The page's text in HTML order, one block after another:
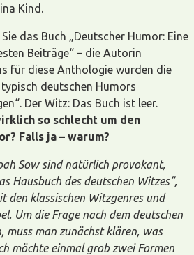
Kind.
das Buch „Deutscher Humor: Eine
Beiträge“ – die Autorin
für diese Anthologie wurden die
deutschen Humors
Der Witz: Das Buch ist leer.
so schlecht um den
Falls ja – warum?
Sow sind natürlich provokant,
Hausbuch des deutschen Witzes“,
den klassischen Witzgenres und
Um die Frage nach dem deutschen
muss man zunächst klären, was
möchte einmal grob zwei Formen